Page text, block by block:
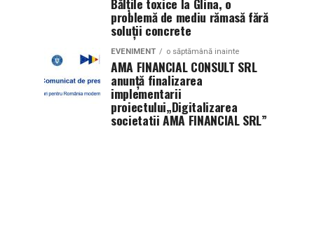
problemă de mediu rămasă fără
soluții concrete
EVENIMENT o săptămână inainte
AMA FINANCIAL CONSULT SRL
anunţă finalizarea
implementarii
proiectului„Digitalizarea
societatii AMA FINANCIAL SRL”